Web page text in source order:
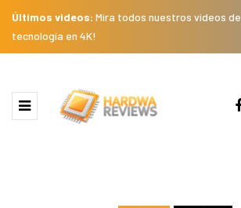
Últimos videos: Mira todos nuestros videos de
tecnología en 4K!